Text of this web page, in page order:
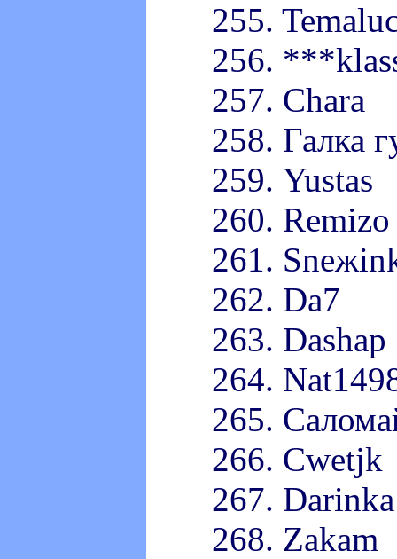
255.
256.
257. Chara
258. Галка
259. Yustas
260. Remizo
261.
262. Da7
263. Dashap
264.
265.
266. Cwetjk
267.
268. Zakam